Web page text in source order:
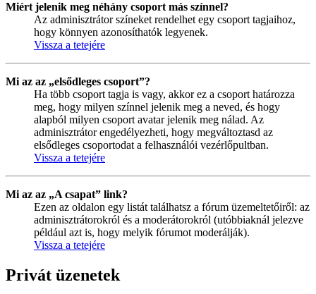
Miért jelenik meg néhány csoport más színnel?
Az adminisztrátor színeket rendelhet egy csoport tagjaihoz,
hogy könnyen azonosíthatók legyenek.
Vissza a tetejére
Mi az az „elsődleges csoport”?
Ha több csoport tagja is vagy, akkor ez a csoport határozza
meg, hogy milyen színnel jelenik meg a neved, és hogy
alapból milyen csoport avatar jelenik meg nálad. Az
adminisztrátor engedélyezheti, hogy megváltoztasd az
elsődleges csoportodat a felhasználói vezérlőpultban.
Vissza a tetejére
Mi az az „A csapat” link?
Ezen az oldalon egy listát találhatsz a fórum üzemeltetőiről: az
adminisztrátorokról és a moderátorokról (utóbbiaknál jelezve
például azt is, hogy melyik fórumot moderálják).
Vissza a tetejére
Privát üzenetek